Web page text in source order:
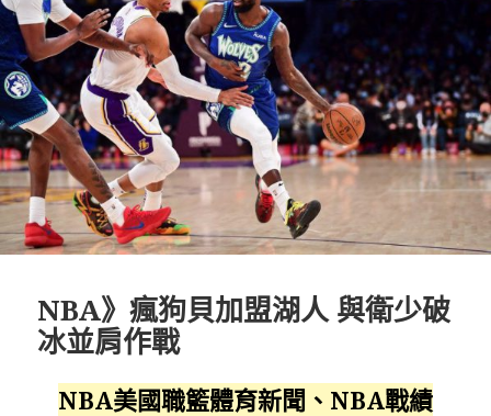
NBA》瘋狗貝加盟湖人 與衛少破
冰並肩作戰
NBA美國職籃體育新聞、NBA戰績